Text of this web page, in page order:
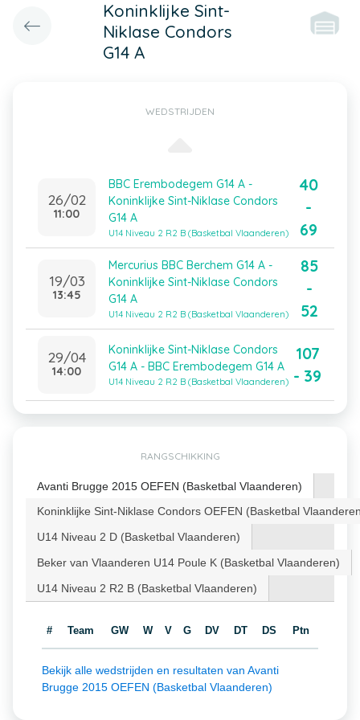
Koninklijke Sint-
Niklase Condors
G14 A
WEDSTRIJDEN
26/02
11:00
BBC Erembodegem G14 A -
Koninklijke Sint-Niklase Condors
G14 A
U14 Niveau 2 R2 B (Basketbal Vlaanderen)
40
-
69
19/03
13:45
Mercurius BBC Berchem G14 A -
Koninklijke Sint-Niklase Condors
G14 A
U14 Niveau 2 R2 B (Basketbal Vlaanderen)
85
-
52
29/04
14:00
Koninklijke Sint-Niklase Condors
G14 A - BBC Erembodegem G14 A
U14 Niveau 2 R2 B (Basketbal Vlaanderen)
107
- 39
RANGSCHIKKING
Avanti Brugge 2015 OEFEN (Basketbal Vlaanderen)
Koninklijke Sint-Niklase Condors OEFEN (Basketbal
U14 Niveau 2 D (Basketbal Vlaanderen)
Beker van Vlaanderen U14 Poule K (Basketbal Vlaanderen)
U14 Niveau 2 R2 B (Basketbal Vlaanderen)
# Team GW W V G DV DT DS Ptn
Bekijk alle wedstrijden en resultaten van Avanti
Brugge 2015 OEFEN (Basketbal Vlaanderen)